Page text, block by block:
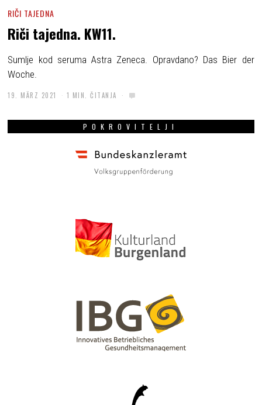
RIČI TAJEDNA
Riči tajedna. KW11.
Sumlje kod seruma Astra Zeneca. Opravdano? Das Bier der
Woche.
19. MÄRZ 2021 1 MIN. ČITANJA
POKROVITELJI